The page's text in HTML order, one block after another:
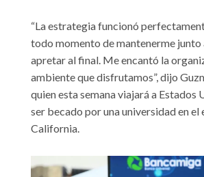
“La estrategia funcionó
todo momento de mantenerme junto
apretar al final. Me encantó la
ambiente que disfrutamos”, dijo
quien esta semana viajará a Estados
ser becado por una universidad en el
California.